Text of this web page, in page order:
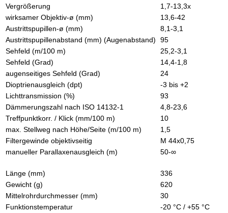
Vergrößerung
1,7-13,3x
wirksamer Objektiv-ø (mm)
13,6-42
Austrittspupillen-ø (mm)
8,1-3,1
Austrittspupillenabstand (mm) (Augenabstand)
95
Sehfeld (m/100 m)
25,2-3,1
Sehfeld (Grad)
14,4-1,8
augenseitiges Sehfeld (Grad)
24
Dioptrienausgleich (dpt)
-3 bis +2
Lichttransmission (%)
93
Dämmerungszahl nach ISO 14132-1
4,8-23,6
Treffpunktkorr. / Klick (mm/100 m)
10
max. Stellweg nach Höhe/Seite (m/100 m)
1,5
Filtergewinde objektivseitig
M 44x0,75
manueller Parallaxenausgleich (m)
50-∞
Länge (mm)
336
Gewicht (g)
620
Mittelrohrdurchmesser (mm)
30
Funktionstemperatur
-20 °C / +55 °C